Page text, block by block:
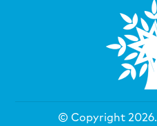
© Copyright 2026.